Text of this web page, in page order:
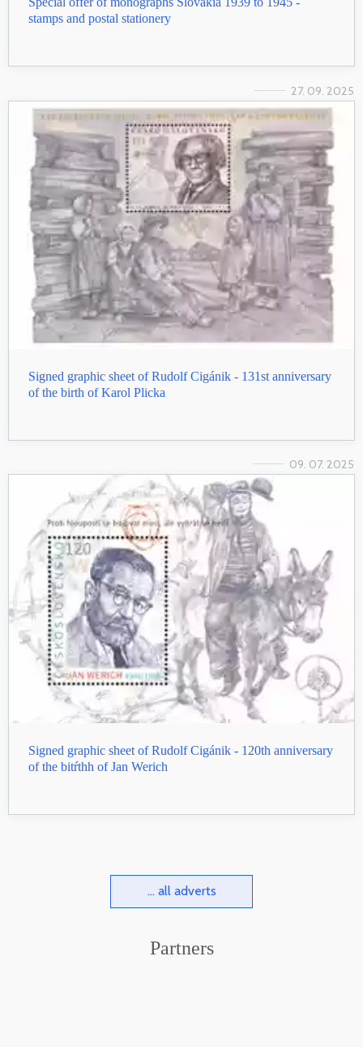
stamps and postal stationery
27. 09. 2025
Signed graphic sheet of Rudolf Cigánik - 131st anniversary
of the birth of Karol Plicka
09. 07. 2025
Signed graphic sheet of Rudolf Cigánik - 120th anniversary
of the bitŕthh of Jan Werich
... all adverts
Partners